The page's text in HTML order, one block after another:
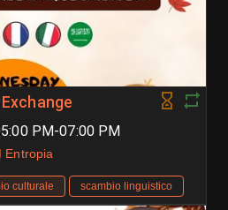
PM-07:00 PM
Entropia
culturale scambio linguistico